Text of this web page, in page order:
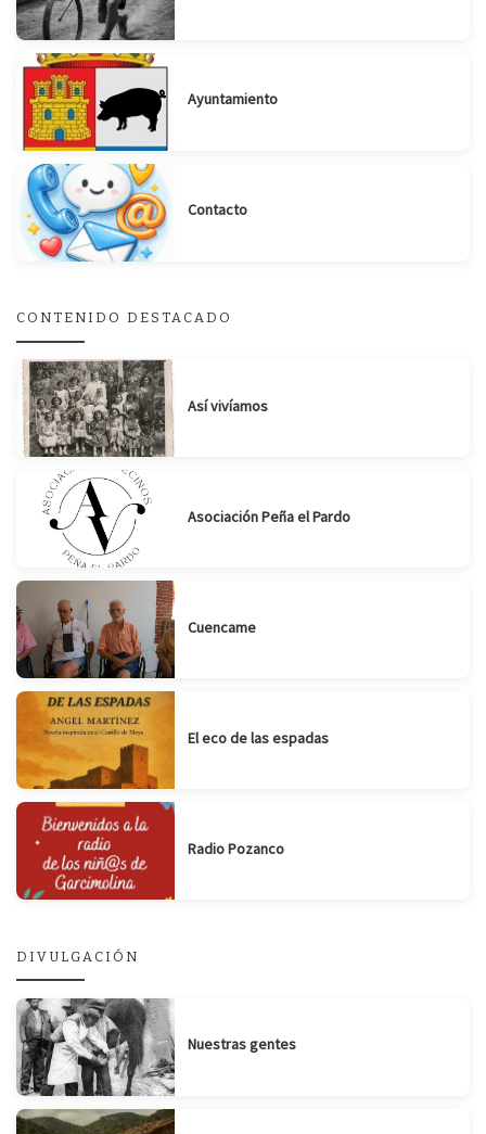
Ayuntamiento
Contacto
CONTENIDO DESTACADO
Así vivíamos
Asociación Peña el Pardo
Cuencame
El eco de las espadas
Radio Pozanco
DIVULGACIÓN
Nuestras gentes